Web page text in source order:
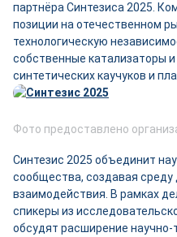
партнёра Синтезиса 2025.
позиции на отечественном
технологическую
собственные катализаторы
синтетических каучуков и
Фото предоставлено
Синтезис 2025 объединит
сообщества, создавая среду
взаимодействия. В рамках
спикеры из
обсудят расширение научно-